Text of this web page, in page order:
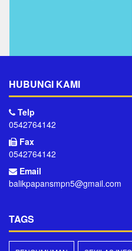
HUBUNGI KAMI
Telp
0542764142
Fax
0542764142
Email
balikpapansmpn5@gmail.com
TAGS